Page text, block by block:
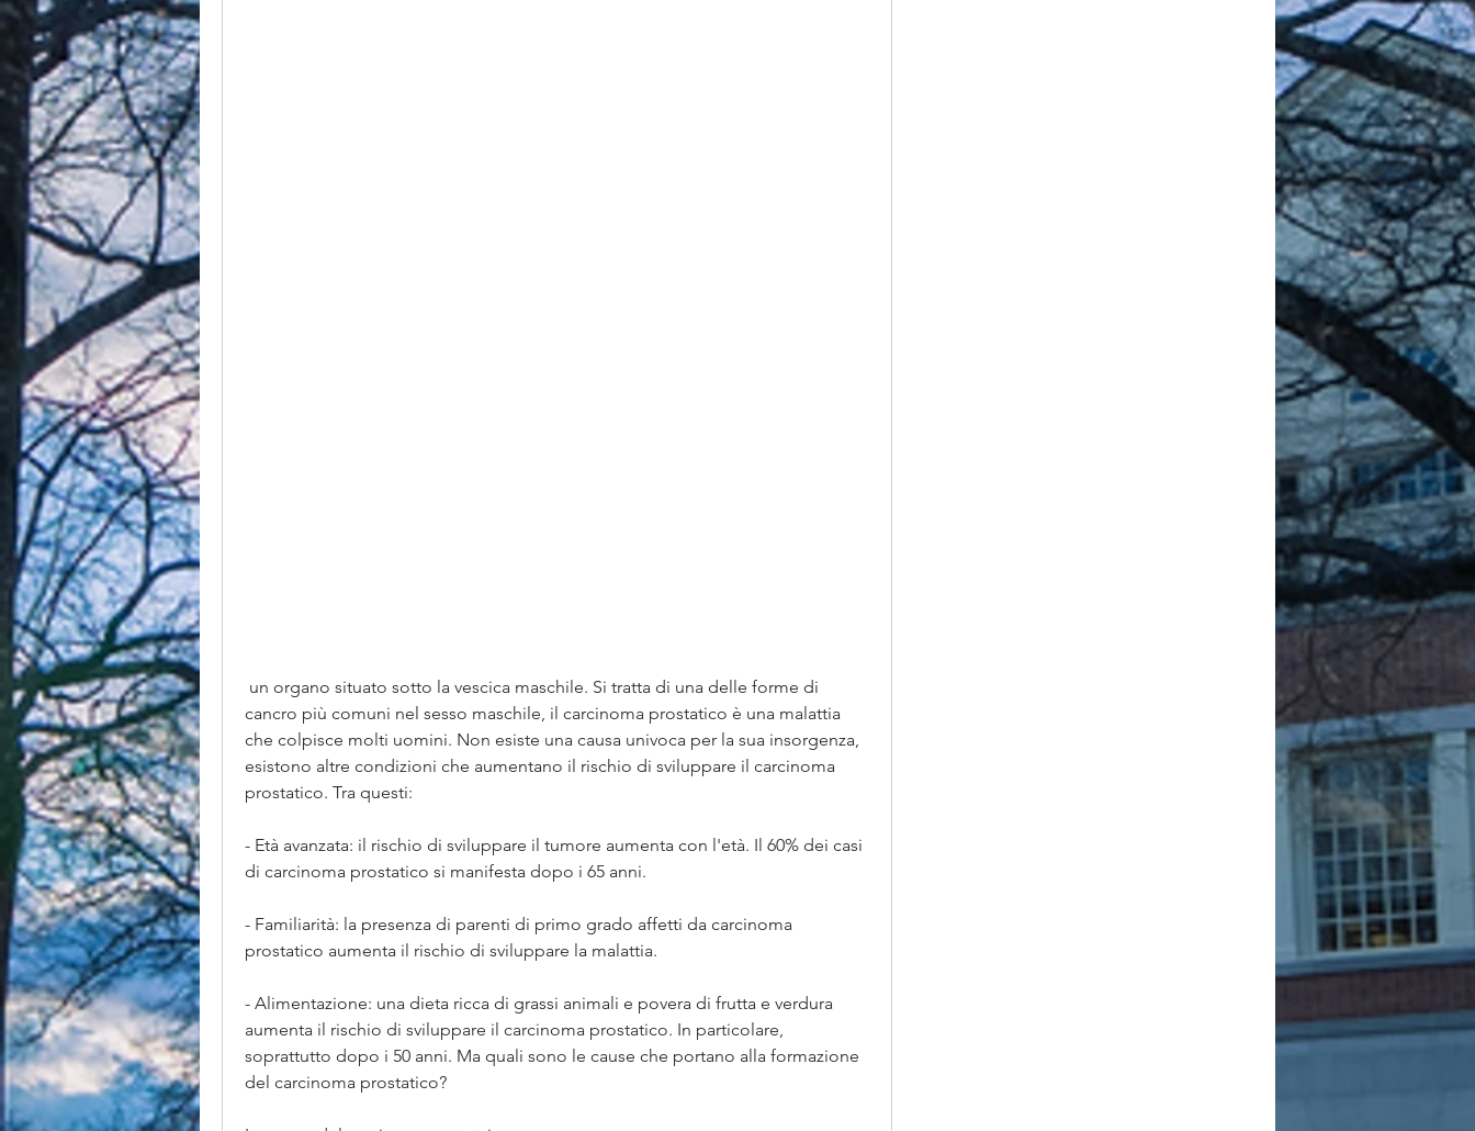
cancro più comuni nel sesso maschile, il carcinoma prostatico è una malattia
che colpisce molti uomini. Non esiste una causa univoca per la sua insorgenza,
esistono altre condizioni che aumentano il rischio di sviluppare il carcinoma
prostatico. Tra questi:
- Età avanzata: il rischio di sviluppare il tumore aumenta con l'età. Il 60% dei casi
di carcinoma prostatico si manifesta dopo i 65 anni.
- Familiarità: la presenza di parenti di primo grado affetti da carcinoma
prostatico aumenta il rischio di sviluppare la malattia.
- Alimentazione: una dieta ricca di grassi animali e povera di frutta e verdura
aumenta il rischio di sviluppare il carcinoma prostatico. In particolare,
soprattutto dopo i 50 anni. Ma quali sono le cause che portano alla formazione
del carcinoma prostatico?